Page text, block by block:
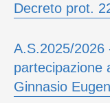
Decreto prot.
A.S.2025/2026
partecipazione
Ginnasio